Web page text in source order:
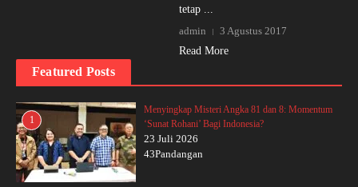
tetap ...
admin
3 Agustus 2017
Read More
Featured Posts
1
Menyingkap Misteri Angka 81 dan 8: Momentum
‘Sunat Rohani’ Bagi Indonesia?
23 Juli 2026
43Pandangan